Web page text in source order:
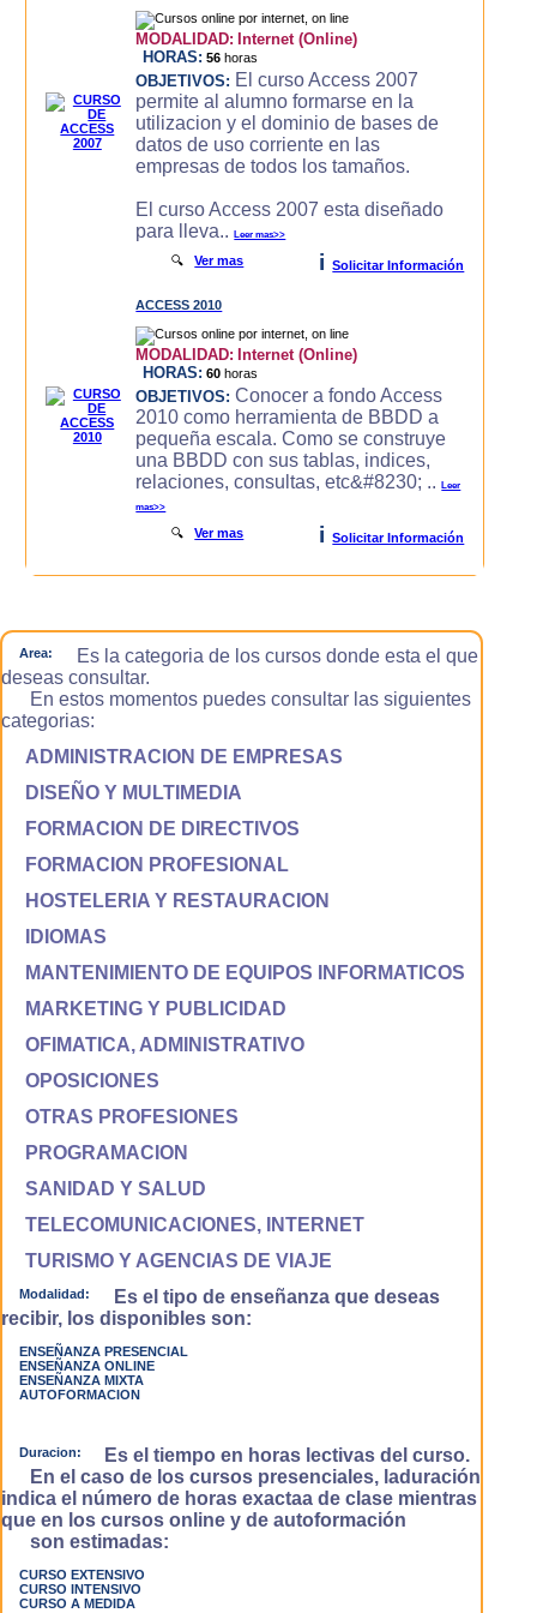
MODALIDAD: Internet (Online)
HORAS: 56 horas
OBJETIVOS: El curso Access 2007
permite al alumno formarse en la
utilizacion y el dominio de bases de
datos de uso corriente en las
empresas de todos los tamaños.
El curso Access 2007 esta diseñado
para lleva..Leer mas>>
🔍Ver mas i Solicitar Información
ACCESS 2010
MODALIDAD: Internet (Online)
HORAS: 60 horas
OBJETIVOS: Conocer a fondo Access
2010 como herramienta de BBDD a
pequeña escala. Como se construye
una BBDD con sus tablas, indices,
relaciones, consultas, etc&#8230; ..Leer
mas>>
🔍Ver mas i Solicitar Información
Area:
Es la categoria de los cursos donde esta el que
deseas consultar.
En estos momentos puedes consultar las siguientes
categorias:
ADMINISTRACION DE EMPRESAS
DISEÑO Y MULTIMEDIA
FORMACION DE DIRECTIVOS
FORMACION PROFESIONAL
HOSTELERIA Y RESTAURACION
IDIOMAS
MANTENIMIENTO DE EQUIPOS INFORMATICOS
MARKETING Y PUBLICIDAD
OFIMATICA, ADMINISTRATIVO
OPOSICIONES
OTRAS PROFESIONES
PROGRAMACION
SANIDAD Y SALUD
TELECOMUNICACIONES, INTERNET
TURISMO Y AGENCIAS DE VIAJE
Modalidad:
Es el tipo de enseñanza que deseas
recibir, los disponibles son:
ENSEÑANZA PRESENCIAL
ENSEÑANZA ONLINE
ENSEÑANZA MIXTA
AUTOFORMACION
Duracion:
Es el tiempo en horas lectivas del curso.
En el caso de los cursos presenciales, laduración
indica el número de horas exactaa de clase mientras
que en los cursos online y de autoformación
son estimadas:
CURSO EXTENSIVO
CURSO INTENSIVO
CURSO A MEDIDA